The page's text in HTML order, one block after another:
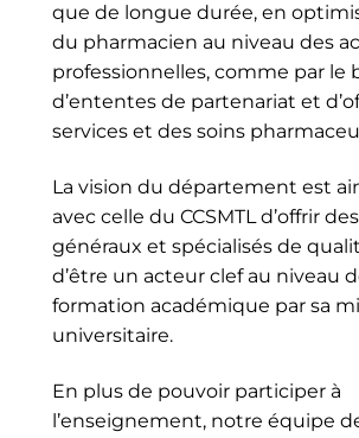
que de longue durée, en
du pharmacien au niveau des
professionnelles, comme par le
d’ententes de partenariat et
services et des soins
La vision du département est
avec celle du CCSMTL d’offrir
généraux et spécialisés de
d’être un acteur clef au niveau
formation académique par sa
universitaire.
En plus de pouvoir participer à
l’enseignement, notre équipe